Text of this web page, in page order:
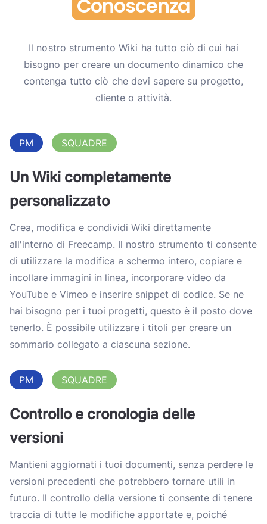
Conoscenza
Il nostro strumento Wiki ha tutto ciò di cui hai
bisogno per creare un documento dinamico che
contenga tutto ciò che devi sapere su progetto,
cliente o attività.
PM SQUADRE
Un Wiki completamente
personalizzato
Crea, modifica e condividi Wiki direttamente
all'interno di Freecamp. Il nostro strumento ti consente
di utilizzare la modifica a schermo intero, copiare e
incollare immagini in linea, incorporare video da
YouTube e Vimeo e inserire snippet di codice. Se ne
hai bisogno per i tuoi progetti, questo è il posto dove
tenerlo. È possibile utilizzare i titoli per creare un
sommario collegato a ciascuna sezione.
PM SQUADRE
Controllo e cronologia delle
versioni
Mantieni aggiornati i tuoi documenti, senza perdere le
versioni precedenti che potrebbero tornare utili in
futuro. Il controllo della versione ti consente di tenere
traccia di tutte le modifiche apportate e, poiché